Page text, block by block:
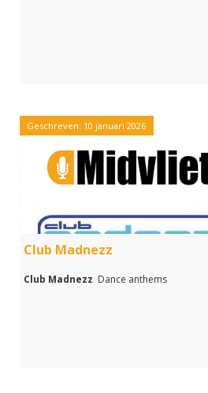
Geschreven: 10 januari 2026
Club Madnezz
Club Madnezz Dance anthems